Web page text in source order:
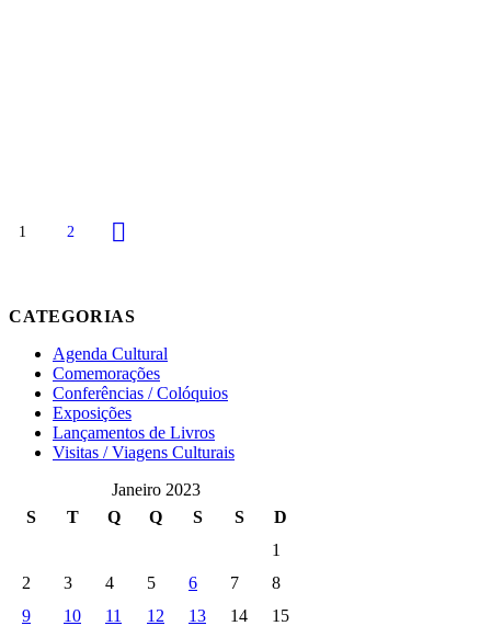
1 2
CATEGORIAS
Agenda Cultural
Comemorações
Conferências / Colóquios
Exposições
Lançamentos de Livros
Visitas / Viagens Culturais
Janeiro 2023
S
T Q Q S S
D
1
2
3 4 5 6 7
8
9
10 11 12 13 14
15